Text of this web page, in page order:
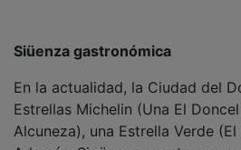
Estrellas Michelin (Una El
Alcuneza), una Estrella Verde (El
Además, Sigüenza cuenta con